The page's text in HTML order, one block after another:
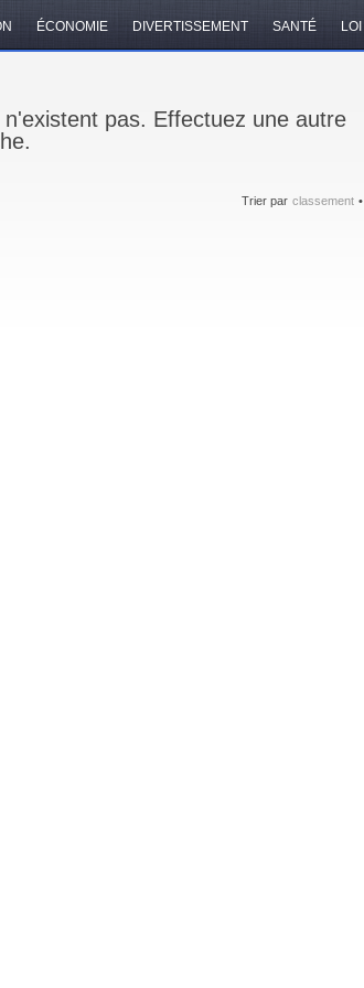
ÉCONOMIE DIVERTISSEMENT SANTÉ LOI
pas. Effectuez une autre
Trier par classement •